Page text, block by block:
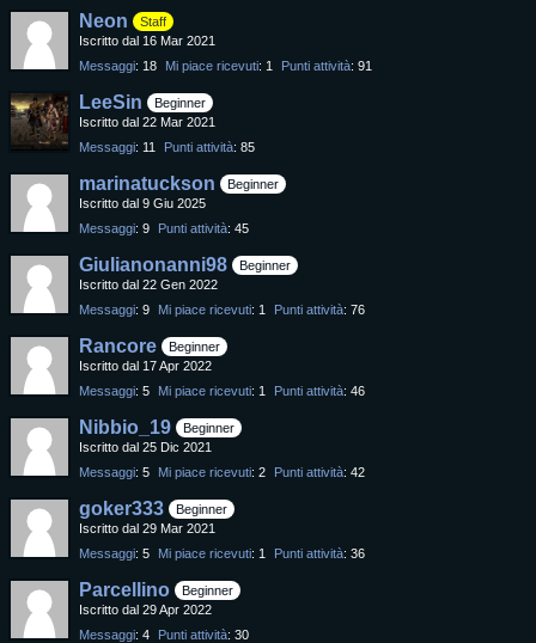
Neon
Staff
Iscritto dal 16 Mar 2021
Messaggi 18 Mi piace ricevuti 1 Punti attività 91
LeeSin
Beginner
Iscritto dal 22 Mar 2021
Messaggi 11 Punti attività 85
marinatuckson
Beginner
Iscritto dal 9 Giu 2025
Messaggi 9 Punti attività 45
Giulianonanni98
Beginner
Iscritto dal 22 Gen 2022
Messaggi 9 Mi piace ricevuti 1 Punti attività 76
Rancore
Beginner
Iscritto dal 17 Apr 2022
Messaggi 5 Mi piace ricevuti 1 Punti attività 46
Nibbio_19
Beginner
Iscritto dal 25 Dic 2021
Messaggi 5 Mi piace ricevuti 2 Punti attività 42
goker333
Beginner
Iscritto dal 29 Mar 2021
Messaggi 5 Mi piace ricevuti 1 Punti attività 36
Parcellino
Beginner
Iscritto dal 29 Apr 2022
Messaggi 4 Punti attività 30